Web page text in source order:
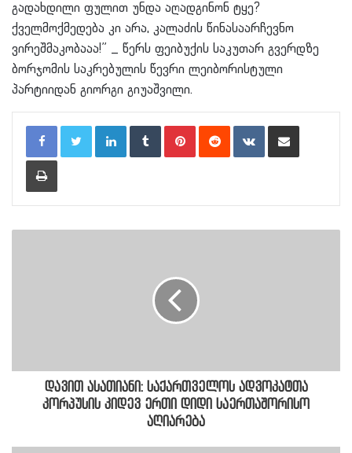
გადახდილი ფულით უნდა აღადგინონ ტყე?
ქველმოქმედება კი არა, კალაძის წინასაარჩევნო
ვირეშმაკობააა!” _ წერს ფეიბუქის საკუთარ გვერდზე
ბორჯომის საკრებულის წევრი ლეიბორისტული
პარტიიდან გიორგი გიუაშვილი.
LinkedInTumblr PinterestReddit VKontakteShare via Email
Print
დავით ასათიანი: საქართველოს ადვოკატთა
კორპუსის კიდევ ერთი დიდი საერთაშორისო
აღიარება